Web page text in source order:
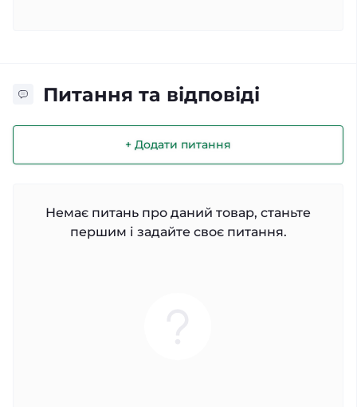
Питання та відповіді
+ Додати питання
Немає питань про даний товар, станьте
першим і задайте своє питання.